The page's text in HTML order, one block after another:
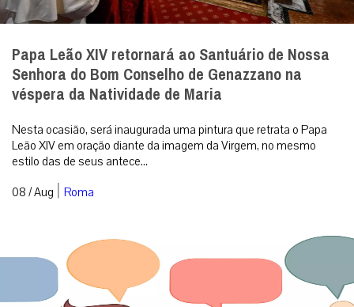
Papa Leão XIV retornará ao Santuário de Nossa
Senhora do Bom Conselho de Genazzano na
véspera da Natividade de Maria
Nesta ocasião, será inaugurada uma pintura que retrata o Papa
Leão XIV em oração diante da imagem da Virgem, no mesmo
estilo das de seus antece...
08 / Aug | Roma